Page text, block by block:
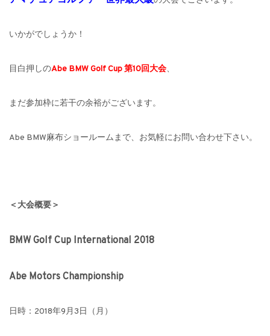
いかがでしょうか！
目白押しのAbe BMW Golf Cup 第10回大会、
まだ参加枠に若干の余裕がございます。
Abe BMW麻布ショールームまで、お気軽にお問い合わせ下さい。
＜大会概要＞
BMW Golf Cup International 2018
Abe Motors Championship
日時：2018年9月3日（月）